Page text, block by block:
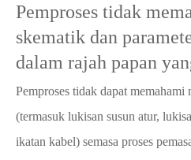
Pemproses tidak
skematik dan
dalam rajah papan
Pemproses tidak dapat memahami
(termasuk lukisan susun atur,
ikatan kabel) semasa proses